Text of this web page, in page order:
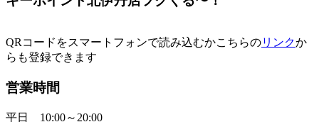
QRコードをスマートフォンで読み込むかこちらのリンクか
らも登録できます
営業時間
平日 10:00～20:00